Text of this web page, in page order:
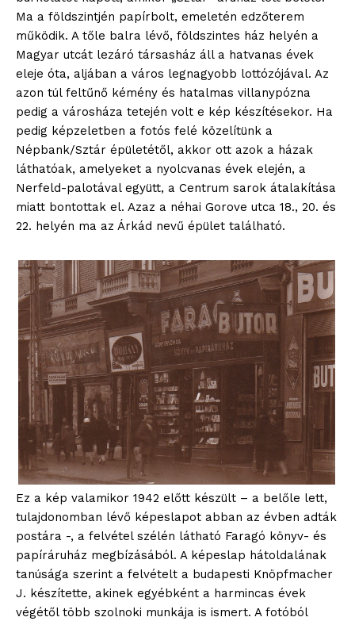
Ma a földszintjén papírbolt, emeletén edzőterem
működik. A tőle balra lévő, földszintes ház helyén a
Magyar utcát lezáró társasház áll a hatvanas évek
eleje óta, aljában a város legnagyobb lottózójával. Az
azon túl feltűnő kémény és hatalmas villanypózna
pedig a városháza tetején volt e kép készítésekor. Ha
pedig képzeletben a fotós felé közelítünk a
Népbank/Sztár épületétől, akkor ott azok a házak
láthatóak, amelyeket a nyolcvanas évek elején, a
Nerfeld-palotával együtt, a Centrum sarok átalakítása
miatt bontottak el. Azaz a néhai Gorove utca 18., 20. és
22. helyén ma az Árkád nevű épület található.
Ez a kép valamikor 1942 előtt készült – a belőle lett,
tulajdonomban lévő képeslapot abban az évben adták
postára -, a felvétel szélén látható Faragó könyv- és
papíráruház megbízásából. A képeslap hátoldalának
tanúsága szerint a felvételt a budapesti Knöpfmacher
J. készítette, akinek egyébként a harmincas évek
végétől több szolnoki munkája is ismert. A fotóból